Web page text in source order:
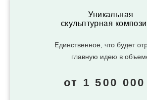
Уникальная
скульптурная
Единственное, что будет
главную идею в
от 1 500